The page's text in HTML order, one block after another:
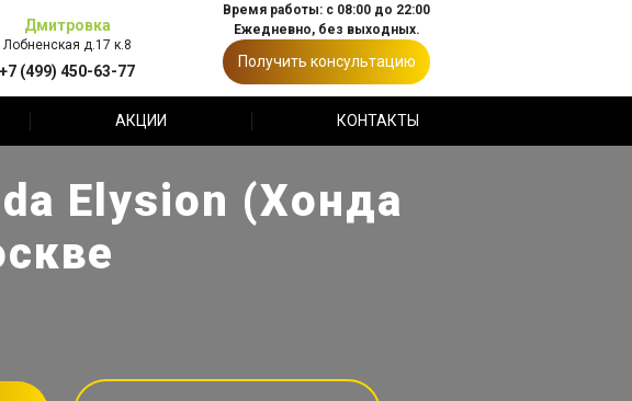
Дмитровка
Лобненская д.17 к.8
+7 (499) 450-63-77
Время работы: с 08:00 до 22:00
Ежедневно, без выходных.
Получить консультацию
АКЦИИ КОНТАКТЫ
Elysion (Хонда